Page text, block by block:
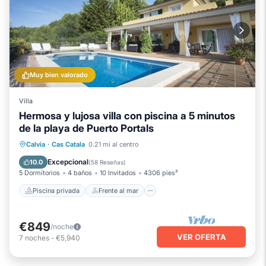
Muy bien valorado
Villa
Hermosa y lujosa villa con piscina a 5 minutos
de la playa de Puerto Portals
Calvia · Cas Catala 0.21 mi al centro
10.0 Excepcional(58 Reseñas)
5 Dormitorios 4 baños 10 Invitados 4306 pies²
Piscina privada Frente al mar
Piscina privada
Frente al mar
Aparcamiento
€849/noche
7 noches - €5,940 VER OFERTA